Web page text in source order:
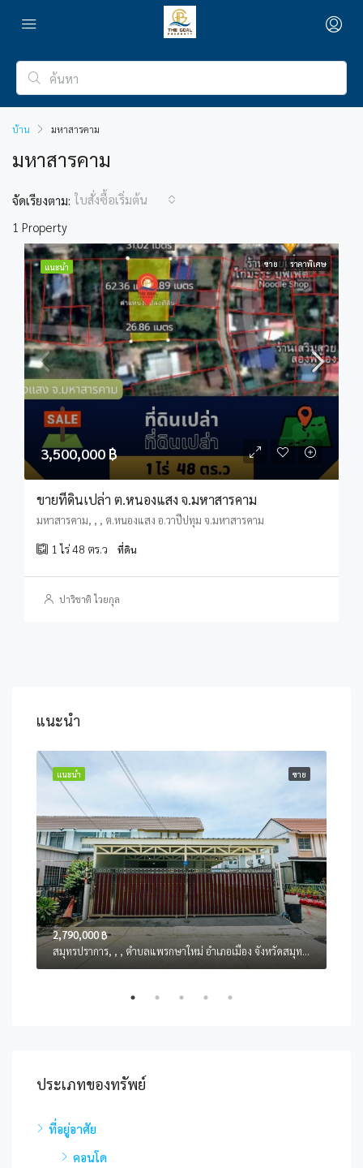
บ้าน มหาสารคาม
มหาสารคาม
1 Property
จัดเรียงตาม: ใบสั่งซื้อเริ่มต้น
แนะนำ ขาย ราคาพิเศษ
3,500,000 ฿
ขายที่ดินเปล่า ต.หนองแสง จ.มหาสารคาม
มหาสารคาม, , , ต.หนองแสง อ.วาปีปทุม จ.มหาสารคาม
1 ไร่ 48 ตร.ว ที่ดิน
ปาริชาติ ไวยกุล
แนะนำ
ขาย
แนะนำ
2,790,000 ฿
สมุทรปราการ, , , ตำบลแพรกษาใหม่ อำเภอเมือง จังหวัดสมุทรปราการ
ประเภทของทรัพย์
ที่อยู่อาศัย
คอนโด